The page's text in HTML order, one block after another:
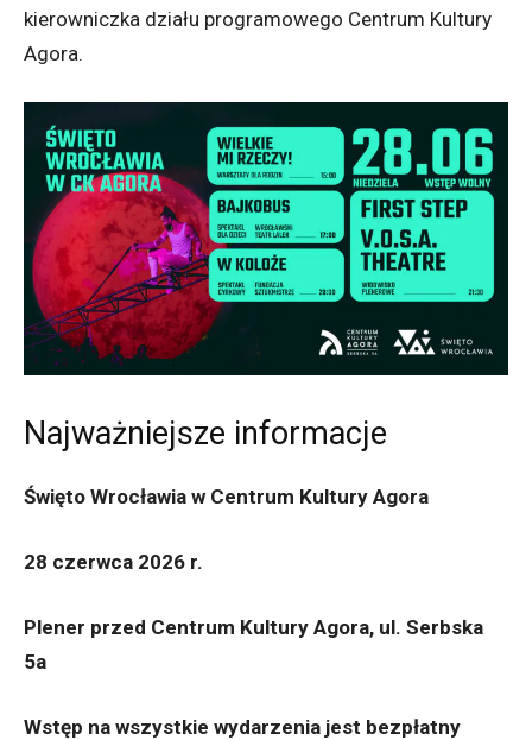
kierowniczka działu programowego Centrum Kultury
Agora.
Najważniejsze informacje
Święto Wrocławia w Centrum Kultury Agora
28 czerwca 2026 r.
Plener przed Centrum Kultury Agora, ul. Serbska
5a
Wstęp na wszystkie wydarzenia jest bezpłatny